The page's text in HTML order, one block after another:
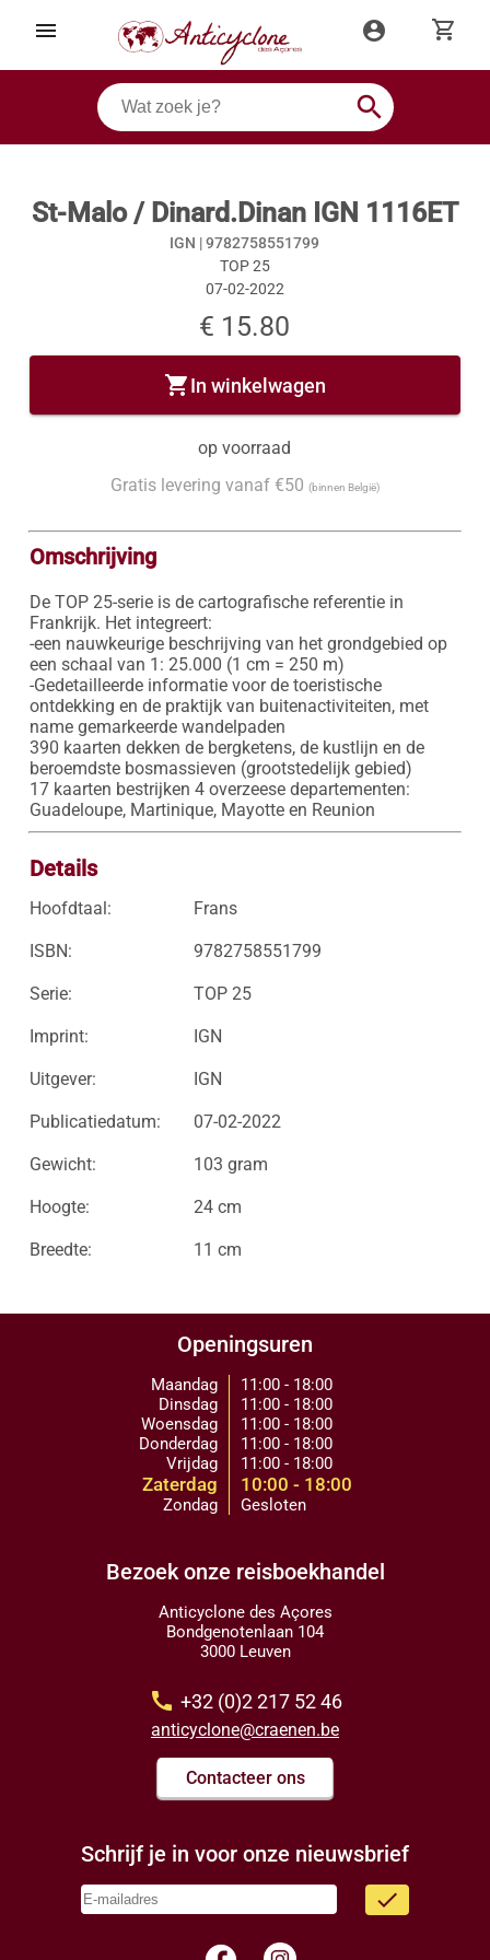
menu account_circle shopping_cart
search
St-Malo / Dinard.Dinan IGN 1116ET
IGN |9782758551799
TOP 25
07-02-2022
€ 15.80
shopping_cartIn winkelwagen
op voorraad
Gratis levering vanaf €50 (binnen België)
Omschrijving
De TOP 25-serie is de cartografische referentie in
Frankrijk. Het integreert:
-een nauwkeurige beschrijving van het grondgebied op
een schaal van 1: 25.000 (1 cm = 250 m)
-Gedetailleerde informatie voor de toeristische
ontdekking en de praktijk van buitenactiviteiten, met
name gemarkeerde wandelpaden
390 kaarten dekken de bergketens, de kustlijn en de
beroemdste bosmassieven (grootstedelijk gebied)
17 kaarten bestrijken 4 overzeese departementen:
Guadeloupe, Martinique, Mayotte en Reunion
Details
Hoofdtaal: Frans
ISBN: 9782758551799
Serie: TOP 25
Imprint: IGN
Uitgever: IGN
Publicatiedatum: 07-02-2022
Gewicht: 103 gram
Hoogte: 24 cm
Breedte: 11 cm
Openingsuren
Maandag
Dinsdag
Woensdag
Donderdag
Vrijdag
Zaterdag
Zondag
11:00 - 18:00
11:00 - 18:00
11:00 - 18:00
11:00 - 18:00
11:00 - 18:00
10:00 - 18:00
Gesloten
Bezoek onze reisboekhandel
Anticyclone des Açores
Bondgenotenlaan 104
3000 Leuven
call +32 (0)2 217 52 46
anticyclone@craenen.be
Contacteer ons
Schrijf je in voor onze nieuwsbrief
done